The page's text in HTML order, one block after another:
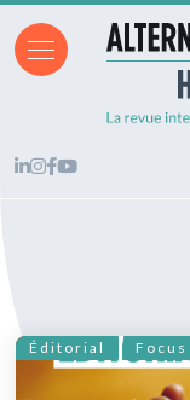
Éditorial Focus